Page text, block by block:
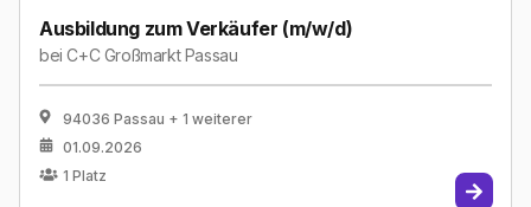
Ausbildung zum Verkäufer (m/w/d)
beiC+C Großmarkt Passau
94036 Passau + 1 weiterer
01.09.2026
1 Platz